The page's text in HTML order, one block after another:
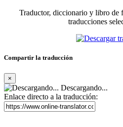
Traductor, diccionario y libro de
traducciones
Compartir la traducción
×
Descargando...
Enlace directo a la traducción: